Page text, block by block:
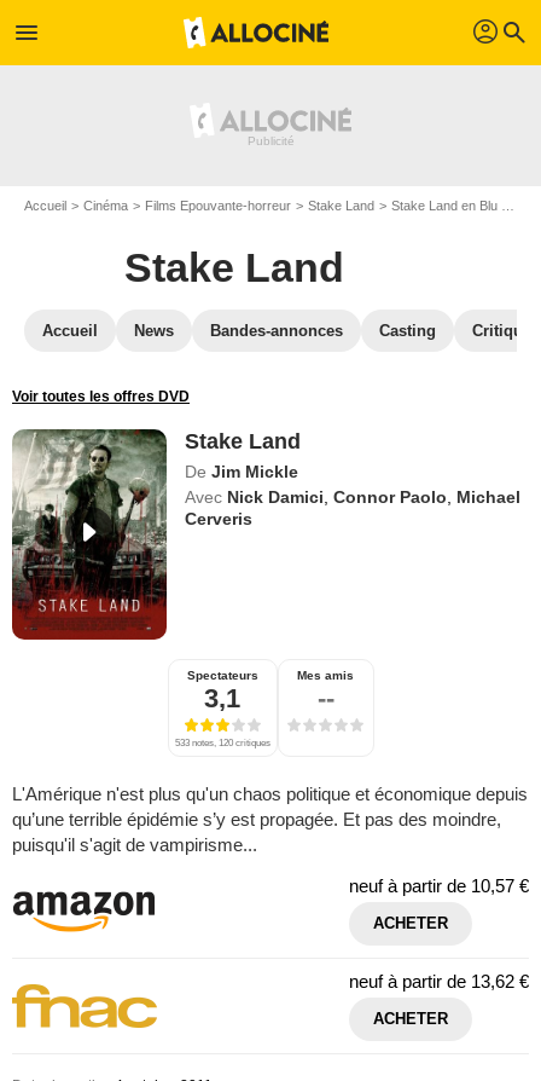
menu profil search
Accueil Cinéma Films Epouvante-horreur Stake Land Stake Land en Blu Ray
Stake Land
Accueil News Bandes-annonces Casting
Voir toutes les offres DVD
Stake Land
De Jim Mickle
Avec Nick Damici ,Connor Paolo
Michael
Cerveris
Spectateurs
3,1
533 notes, 120 critiques
Mes amis
--
L'Amérique n'est plus qu'un chaos politique et économique depuis
qu’une terrible épidémie s’y est propagée. Et pas des moindre,
puisqu'il s'agit de vampirisme...
neuf à partir de 10,57 €
ACHETER
neuf à partir de 13,62 €
ACHETER